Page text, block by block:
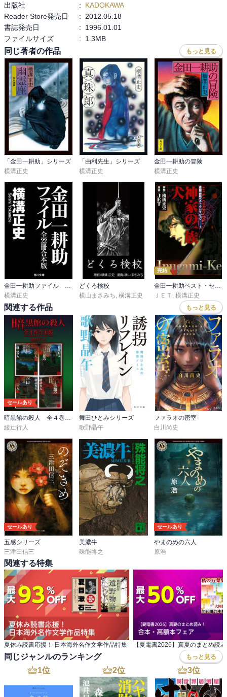
「推理」小説のお手本とも言える傑作です
「推理」小説好きを標榜する諸氏には今からでも遅くない！是非読
んで欲しいぞよ！
横溝正史作品はまだ2作しか読んでいませんが、感じたのはやはり、
登場人物が多い。
前半はメモが手放せません。
私だけ…？(´･_･`)
鬼首村には昔から苗字ではなく、屋号で呼び合う風習があり、そこ
もまた引っかけの一部かなと。
桝屋、秤屋、庄屋など、手毬唄殺人に沿っていくには必要な設定で
はあるものの、演出として重要な意味をもち、私の大好物でもあり
ます。
人物メモをクリアすると、非常に読みやすいです。
文章が分かりやすい。
そしてこれまた、意外な犯人！
毎度の低次元推理力を装備する私には、犯人当たりませんでした笑
伏線はすべて回収され、納得の結末。
田舎の村独特の雰囲気も、閉鎖的な村あるあるの展開も、とても興
味深い。
映画も観てみたいと思います。
あのシーンを、昔TVの予告でチラッと観たような…( ≖ᴗ≖​)
皆さん、どのシーンだかお分かりかな。
出版社
:
KADOKAWA
Reader Store発売日
:
2012.05.18
書誌発売日
:
1996.01.01
ファイルサイズ
: 1.3MB
同じ著者の作品 もっと見る
「金田一耕助」シリーズ
横溝正史
「由利先生」シリーズ
横溝正史
金田一耕助の冒険
横溝正史
横溝正史
どくろ検校
横山まさみち 横溝正史
完結
ＪＥＴ
横溝正史
関連する作品 もっと見る
セールあり
暗黒館の殺人 全４巻合本版
綾辻行人
舞田ひとみシリーズ
歌野晶午
ファラオの密室
白川尚史
セールあり
五感シリーズ
三津田信三
美濃牛
殊能将之
セールあり
やまのめの六人
原浩
関連する特集
夏休み読書応援！ 日本海外名作文学作品特集
同じジャンルのランキング もっと見る
1位 2位 3位